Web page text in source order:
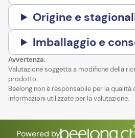
Origine e
Imballaggio e
Avvertenza:
Valutazione soggetta a modifiche della
prodotto.
Beelong non è responsabile per la qualità
informazioni utilizzate per la valutazione.
Powered by